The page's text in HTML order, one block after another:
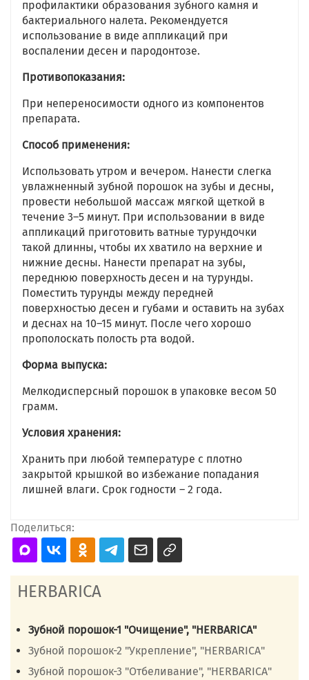
профилактики образования зубного камня и
бактериального налета. Рекомендуется
использование в виде аппликаций при
воспалении десен и пародонтозе.
Противопоказания:
При непереносимости одного из компонентов
препарата.
Способ применения:
Использовать утром и вечером. Нанести слегка
увлажненный зубной порошок на зубы и десны,
провести небольшой массаж мягкой щеткой в
течение 3–5 минут. При использовании в виде
аппликаций приготовить ватные турундочки
такой длинны, чтобы их хватило на верхние и
нижние десны. Нанести препарат на зубы,
переднюю поверхность десен и на турунды.
Поместить турунды между передней
поверхностью десен и губами и оставить на зубах
и деснах на 10–15 минут. После чего хорошо
прополоскать полость рта водой.
Форма выпуска:
Мелкодисперсный порошок в упаковке весом 50
грамм.
Условия хранения:
Хранить при любой температуре с плотно
закрытой крышкой во избежание попадания
лишней влаги. Срок годности – 2 года.
Поделиться:
HERBARICA
Зубной порошок-1 "Очищение", "HERBARICA"
Зубной порошок-2 "Укрепление", "HERBARICA"
Зубной порошок-3 "Отбеливание", "HERBARICA"